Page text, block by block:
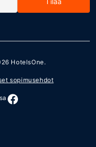
HotelsOne.
sopimusehdot